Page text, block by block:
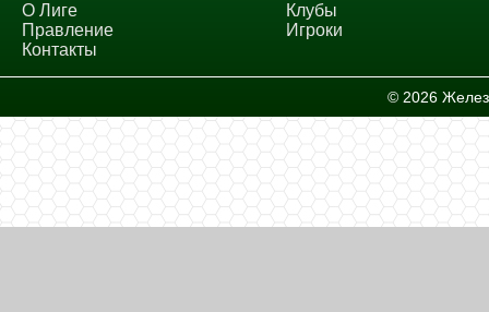
О Лиге
Правление
Контакты
Клубы
Игроки
© 2026